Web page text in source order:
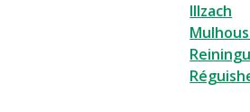
Illzach